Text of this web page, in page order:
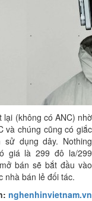
(không có ANC) nhờ
và chúng cũng có giắc
dụng dây. Nothing
giá là 299 đô la/299
bán sẽ bắt đầu vào
nhà bán lẻ đối tác.
nghenhinvietnam.vn